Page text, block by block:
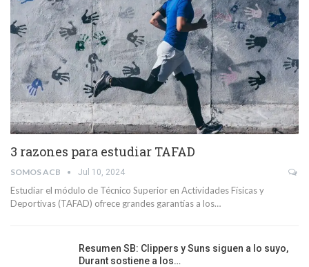
3 razones para estudiar TAFAD
SOMOS ACB Jul 10, 2024
Estudiar el módulo de Técnico Superior en Actividades Físicas y
Deportivas (TAFAD) ofrece grandes garantías a los…
Resumen SB: Clippers y Suns siguen a lo suyo,
Durant sostiene a los…